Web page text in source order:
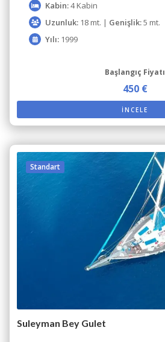
Kabin:4 Kabin
Uzunluk: 18 mt. | Genişlik:5 mt.
Yılı: 1999
Başlangıç Fiyatı
450 €
İNCELE
Standart
Suleyman Bey Gulet